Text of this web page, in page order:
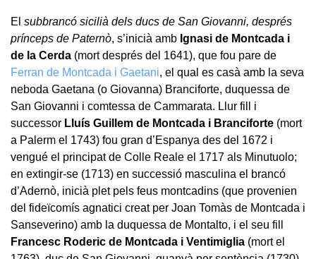
El subbrancó sicilià dels ducs de San Giovanni, després
prínceps de Paternò, s’inicià amb Ignasi de Montcada i
de la Cerda (mort després del 1641), que fou pare de
Ferran de Montcada i Gaetani, el qual es casà amb la seva
neboda Gaetana (o Giovanna) Branciforte, duquessa de
San Giovanni i comtessa de Cammarata. Llur fill i
successor Lluís Guillem de Montcada i Branciforte (mort
a Palerm el 1743) fou gran d’Espanya des del 1672 i
vengué el principat de Colle Reale el 1717 als Minutuolo;
en extingir-se (1713) en successió masculina el brancó
d’Adernò, inicià plet pels feus montcadins (que provenien
del fideïcomís agnatici creat per Joan Tomàs de Montcada i
Sanseverino) amb la duquessa de Montalto, i el seu fill
Francesc Roderic de Montcada i Ventimiglia (mort el